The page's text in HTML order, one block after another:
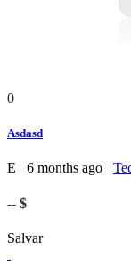
0
Asdasd
E 6 months ago
-- $
Salvar